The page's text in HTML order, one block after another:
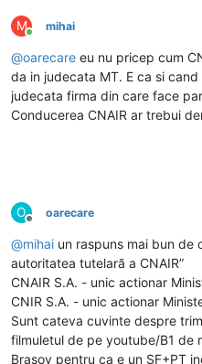
M
Conectat
mihai
@oarecare eu nu pricep cum
da in judecata MT. E ca si
judecata firma din care face
Conducerea CNAIR ar trebui
O
Deconectat
oarecare
@mihai un raspuns mai bun de
autoritatea tutelară a CNAIR”
CNAIR S.A. - unic actionar
CNIR S.A. - unic actionar
Sunt cateva cuvinte despre
filmuletul de pe youtube/B1 de
Brasov pentru ca e un SF+PT